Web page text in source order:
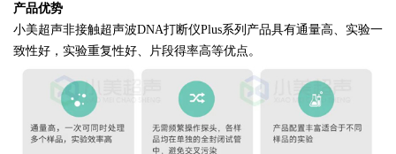
产品优势
小美超声非接触超声波DNA打断仪Plus系列产品具有通量高、实验一
致性好，实验重复性好、片段得率高等优点。